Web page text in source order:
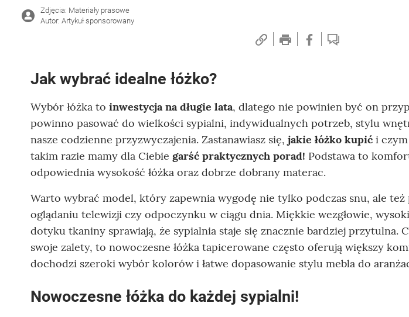
Zdjęcia: Materiały prasowe
Autor: Artykuł sponsorowany
Jak wybrać idealne łóżko?
Wybór łóżka to inwestycja na długie lata, dlatego nie powinien być on
powinno pasować do wielkości sypialni, indywidualnych potrzeb, stylu
nasze codzienne przyzwyczajenia. Zastanawiasz się, jakie łóżko kupić i
takim razie mamy dla Ciebie garść praktycznych porad! Podstawa to
odpowiednia wysokość łóżka oraz dobrze dobrany materac.
Warto wybrać model, który zapewnia wygodę nie tylko podczas snu, ale
oglądaniu telewizji czy odpoczynku w ciągu dnia. Miękkie wezgłowie,
dotyku tkaniny sprawiają, że sypialnia staje się znacznie bardziej przytulna.
swoje zalety, to nowoczesne łóżka tapicerowane często oferują większy
dochodzi szeroki wybór kolorów i łatwe dopasowanie stylu mebla do
Nowoczesne łóżka do każdej sypialni!